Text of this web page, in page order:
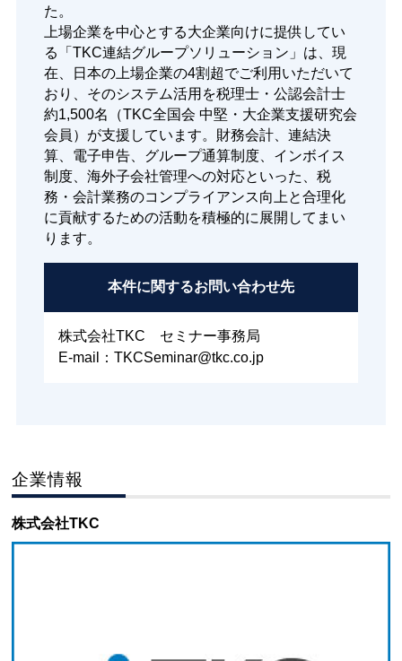
た。
上場企業を中心とする大企業向けに提供してい
る「TKC連結グループソリューション」は、現
在、日本の上場企業の4割超でご利用いただいて
おり、そのシステム活用を税理士・公認会計士
約1,500名（TKC全国会 中堅・大企業支援研究会
会員）が支援しています。財務会計、連結決
算、電子申告、グループ通算制度、インボイス
制度、海外子会社管理への対応といった、税
務・会計業務のコンプライアンス向上と合理化
に貢献するための活動を積極的に展開してまい
ります。
本件に関するお問い合わせ先
株式会社TKC セミナー事務局
E-mail：TKCSeminar@tkc.co.jp
企業情報
株式会社TKC